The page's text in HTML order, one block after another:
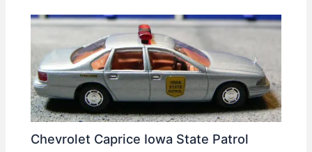
Chevrolet Caprice Iowa State Patrol